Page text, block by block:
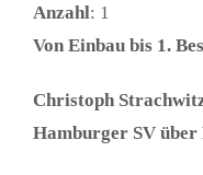
Anzahl: 1
Von Einbau bis 1.
Christoph
Hamburger SV über